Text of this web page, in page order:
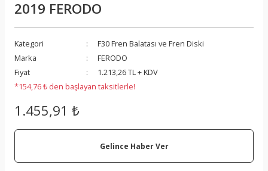
2019 FERODO
Kategori
F30 Fren Balatası ve Fren Diski
Marka
FERODO
Fiyat
1.213,26 TL + KDV
*154,76 ₺ den başlayan taksitlerle!
1.455,91 ₺
Gelince Haber Ver